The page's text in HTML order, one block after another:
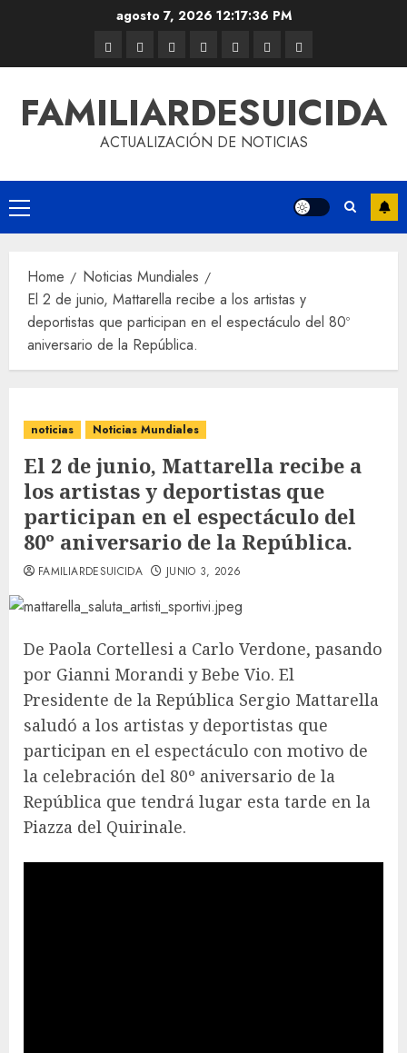
agosto 7, 2026 12:17:36 PM
FAMILIARDESUICIDA
ACTUALIZACIÓN DE NOTICIAS
Home
Noticias Mundiales
El 2 de junio, Mattarella recibe a los artistas y
deportistas que participan en el espectáculo del 80º
aniversario de la República.
noticias Noticias Mundiales
El 2 de junio, Mattarella recibe a
los artistas y deportistas que
participan en el espectáculo del
80º aniversario de la República.
FAMILIARDESUICIDA JUNIO 3, 2026
De Paola Cortellesi a Carlo Verdone, pasando
por Gianni Morandi y Bebe Vio. El
Presidente de la República Sergio Mattarella
saludó a los artistas y deportistas que
participan en el espectáculo con motivo de
la celebración del 80º aniversario de la
República que tendrá lugar esta tarde en la
Piazza del Quirinale.